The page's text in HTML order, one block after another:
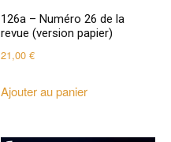
126a – Numéro 26 de la
revue (version papier)
21,00€
Ajouter au panier